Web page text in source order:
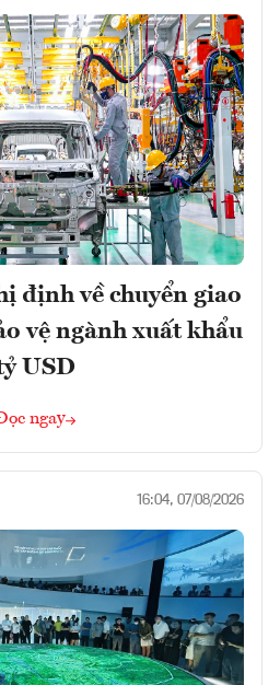
định về chuyển giao
vệ ngành xuất khẩu
USD
ngay
16:04, 07/08/2026